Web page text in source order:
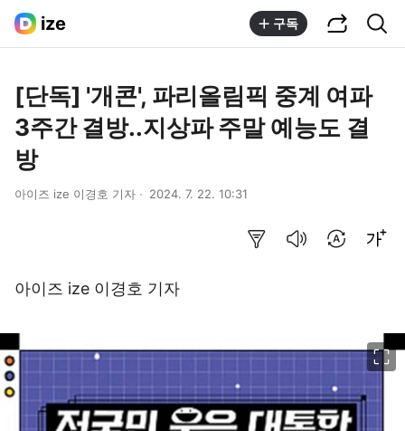
ize 구독
[단독] '개콘', 파리올림픽 중계 여파
3주간 결방..지상파 주말 예능도 결
방
아이즈 ize 이경호 기자 2024. 7. 22. 10:31
아이즈 ize 이경호 기자